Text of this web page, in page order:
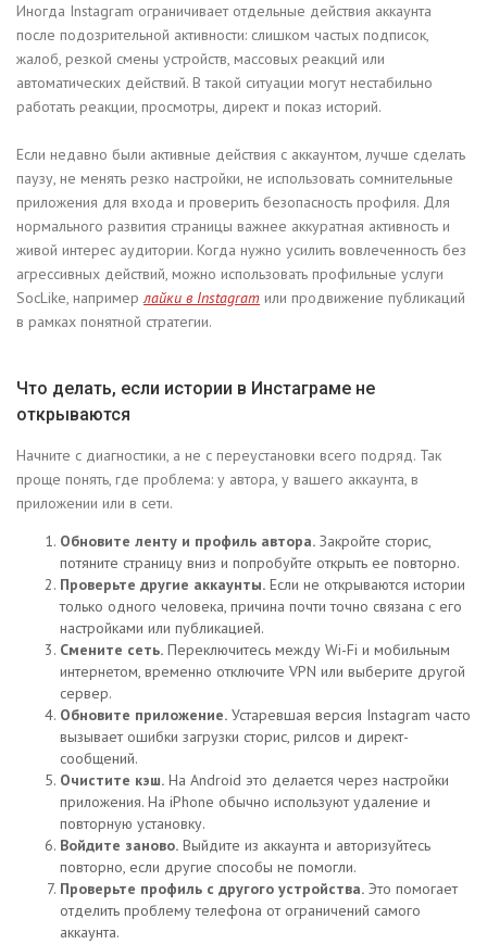
Иногда Instagram ограничивает отдельные действия аккаунта
после подозрительной активности: слишком частых подписок,
жалоб, резкой смены устройств, массовых реакций или
автоматических действий. В такой ситуации могут нестабильно
работать реакции, просмотры, директ и показ историй.
Если недавно были активные действия с аккаунтом, лучше сделать
паузу, не менять резко настройки, не использовать сомнительные
приложения для входа и проверить безопасность профиля. Для
нормального развития страницы важнее аккуратная активность и
живой интерес аудитории. Когда нужно усилить вовлеченность без
агрессивных действий, можно использовать профильные услуги
SocLike, напримерлайки в Instagram или продвижение публикаций
в рамках понятной стратегии.
Что делать, если истории в Инстаграме не
открываются
Начните с диагностики, а не с переустановки всего подряд. Так
проще понять, где проблема: у автора, у вашего аккаунта, в
приложении или в сети.
Обновите ленту и профиль автора. Закройте сторис,
потяните страницу вниз и попробуйте открыть ее повторно.
Проверьте другие аккаунты. Если не открываются истории
только одного человека, причина почти точно связана с его
настройками или публикацией.
Смените сеть. Переключитесь между Wi-Fi и мобильным
интернетом, временно отключите VPN или выберите другой
сервер.
Обновите приложение. Устаревшая версия Instagram часто
вызывает ошибки загрузки сторис, рилсов и директ-
сообщений.
Очистите кэш. На Android это делается через настройки
приложения. На iPhone обычно используют удаление и
повторную установку.
Войдите заново. Выйдите из аккаунта и авторизуйтесь
повторно, если другие способы не помогли.
Проверьте профиль с другого устройства. Это помогает
отделить проблему телефона от ограничений самого
аккаунта.